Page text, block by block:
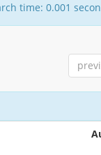
time: 0.001